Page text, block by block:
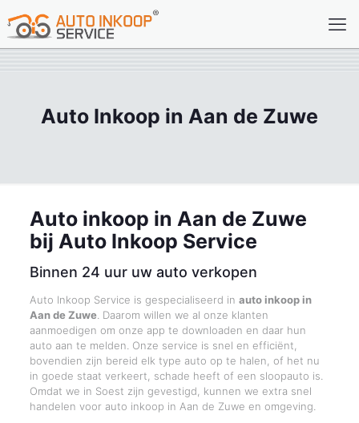
Auto Inkoop in Aan de Zuwe
Auto inkoop in Aan de Zuwe
bij Auto Inkoop Service
Binnen 24 uur uw auto verkopen
Auto Inkoop Service is gespecialiseerd in auto inkoop in
Aan de Zuwe. Daarom willen we al onze klanten
aanmoedigen om onze app te downloaden en daar hun
auto aan te melden. Onze service is snel en efficiënt,
bovendien zijn bereid elk type auto op te halen, of het nu
in goede staat verkeert, schade heeft of een sloopauto is.
Omdat we in Soest zijn gevestigd, kunnen we extra snel
handelen voor auto inkoop in Aan de Zuwe en omgeving.